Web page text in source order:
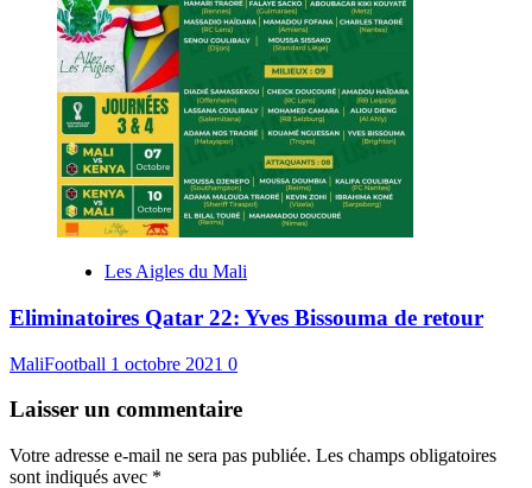
Les Aigles du Mali
Eliminatoires Qatar 22: Yves Bissouma de retour
MaliFootball 1 octobre 2021 0
Laisser un commentaire
Votre adresse e-mail ne sera pas publiée. Les champs obligatoires
sont indiqués avec *